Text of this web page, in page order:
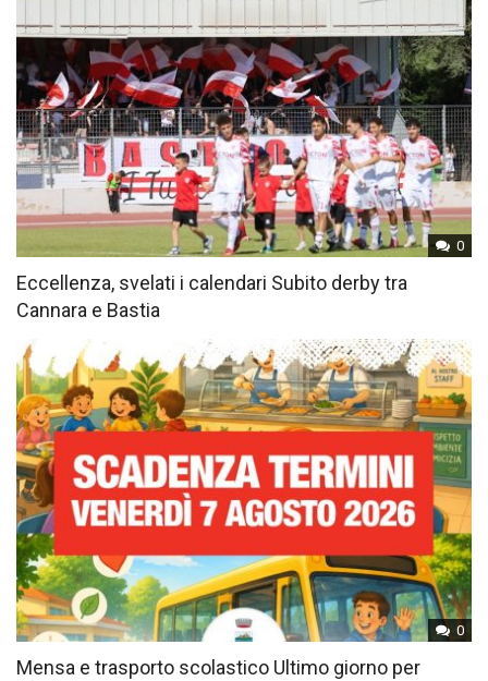
0
Eccellenza, svelati i calendari Subito derby tra
Cannara e Bastia
0
Mensa e trasporto scolastico Ultimo giorno per